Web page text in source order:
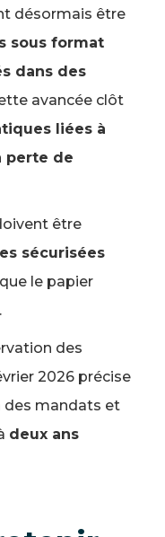
désormais être
sous format
dans des
avancée clôt
liées à
perte de
être
sécurisées
le papier
des
2026 précise
des mandats et
deux ans